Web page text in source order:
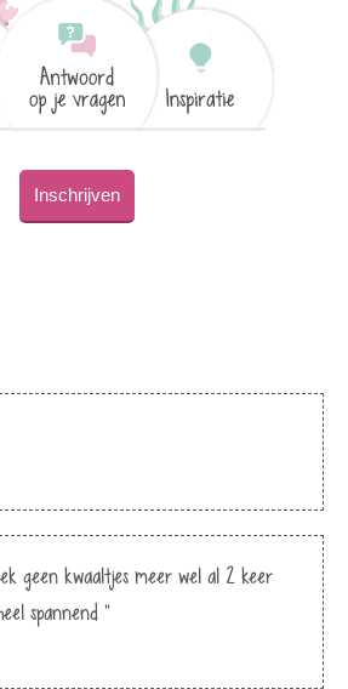
Inschrijven
geen kwaaltjes meer wel al 2 keer
spannend "